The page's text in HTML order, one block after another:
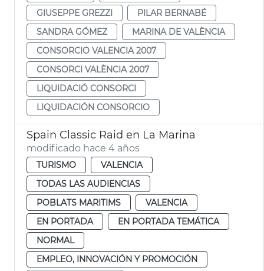
GIUSEPPE GREZZI
PILAR BERNABÉ
SANDRA GÓMEZ
MARINA DE VALÈNCIA
CONSORCIO VALENCIA 2007
CONSORCI VALÈNCIA 2007
LIQUIDACIÓ CONSORCI
LIQUIDACIÓN CONSORCIO
Spain Classic Raid en La Marina
modificado hace 4 años
TURISMO
VALENCIA
TODAS LAS AUDIENCIAS
POBLATS MARITIMS
VALENCIA
EN PORTADA
EN PORTADA TEMÁTICA
NORMAL
EMPLEO, INNOVACIÓN Y PROMOCIÓN